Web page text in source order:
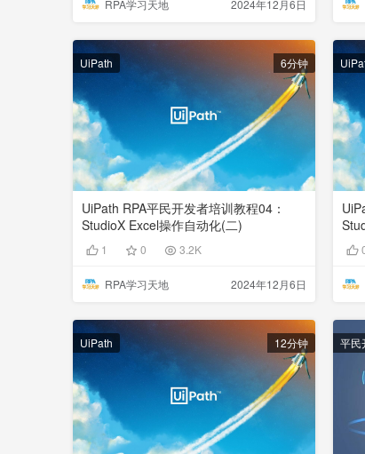
RPA学习天地 2024年12月6日
UiPath 6分钟
UiPath RPA平民开发者培训教程04：
StudioX Excel操作自动化(二)
1 0 3.2K
RPA学习天地 2024年12月6日
UiPath 12分钟 平民